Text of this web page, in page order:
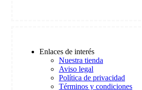
Enlaces de interés
Nuestra tienda
Aviso legal
Política de privacidad
Términos y condiciones